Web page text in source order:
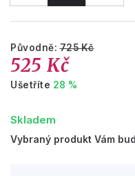
Původně:725 Kč
525 Kč
Ušetříte 28 %
Skladem
Vybraný produkt Vám